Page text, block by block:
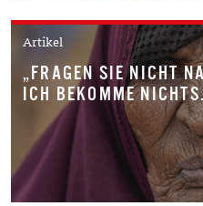
Artikel
„FRAGEN SIE NICHT
ICH BEKOMME